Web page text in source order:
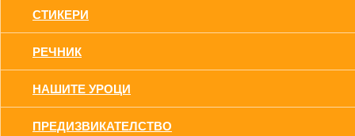
СТИКЕРИ
РЕЧНИК
НАШИТЕ УРОЦИ
ПРЕДИЗВИКАТЕЛСТВО